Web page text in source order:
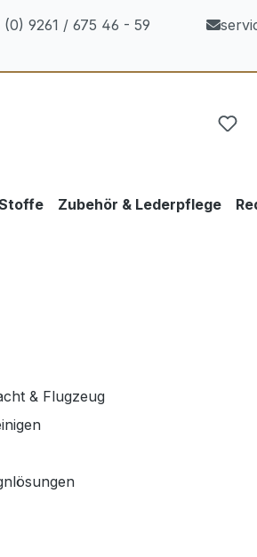
(0) 9261 / 675 46 - 59
Zubehör & Lederpflege
& Flugzeug